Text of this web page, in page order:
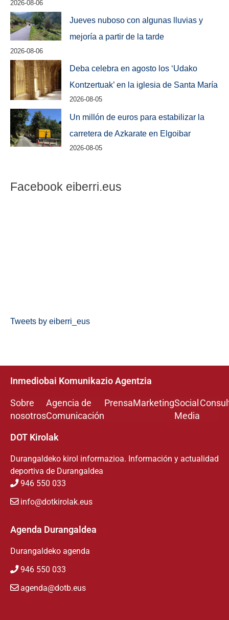
2026-08-06
Jueves nuboso con algunas lluvias y
mejoría a partir de la tarde
2026-08-06
Deba celebra en agosto los ‘Udako
Kontzertuak’ en la iglesia de Santa María
2026-08-05
Un millón de euros para estabilizar la
carretera de Azkarate en Elgoibar
2026-08-05
Facebook eiberri.eus
Tweets by eiberri_eus
Inmediobai Komunikazio Agentzia
Sobre
nosotros
Agencia de
Comunicación
PrensaMarketingSocial
Media
DOT Kirolak
Durangaldeko kirol informazioa. Información y actualidad
deportiva de Durangaldea
946 550 033
info@dotkirolak.eus
Agenda Durangaldea
Durangaldeko agenda
946 550 033
agenda@dotb.eus